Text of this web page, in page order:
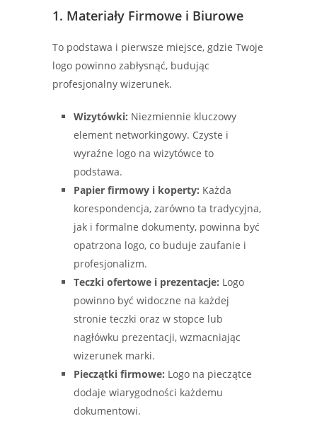
1. Materiały Firmowe i Biurowe
To podstawa i pierwsze miejsce, gdzie Twoje
logo powinno zabłysnąć, budując
profesjonalny wizerunek.
Wizytówki: Niezmiennie kluczowy
element networkingowy. Czyste i
wyraźne logo na wizytówce to
podstawa.
Papier firmowy i koperty: Każda
korespondencja, zarówno ta tradycyjna,
jak i formalne dokumenty, powinna być
opatrzona logo, co buduje zaufanie i
profesjonalizm.
Teczki ofertowe i prezentacje: Logo
powinno być widoczne na każdej
stronie teczki oraz w stopce lub
nagłówku prezentacji, wzmacniając
wizerunek marki.
Pieczątki firmowe: Logo na pieczątce
dodaje wiarygodności każdemu
dokumentowi.